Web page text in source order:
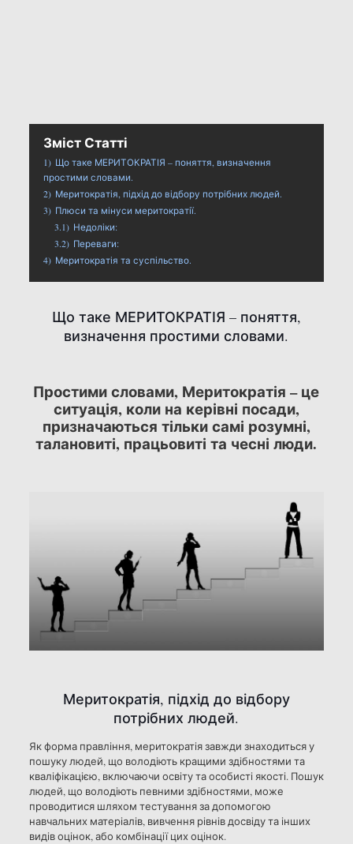
Зміст Статті
1) Що таке МЕРИТОКРАТІЯ – поняття, визначення
простими словами.
2) Меритократія, підхід до відбору потрібних людей.
3) Плюси та мінуси меритократії.
3.1) Недоліки:
3.2) Переваги:
4) Меритократія та суспільство.
Що таке МЕРИТОКРАТІЯ – поняття,
визначення простими словами.
Простими словами, Меритократія – це
ситуація, коли на керівні посади,
призначаються тільки самі розумні,
талановиті, працьовиті та чесні люди.
Меритократія, підхід до відбору
потрібних людей.
Як форма правління, меритократія завжди знаходиться у
пошуку людей, що володіють кращими здібностями та
кваліфікацією, включаючи освіту та особисті якості. Пошук
людей, що володіють певними здібностями, може
проводитися шляхом тестування за допомогою
навчальних матеріалів, вивчення рівнів досвіду та інших
видів оцінок, або комбінації цих оцінок.